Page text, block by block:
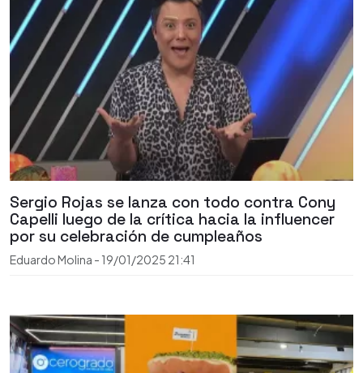
Sergio Rojas se lanza con todo contra Cony
Capelli luego de la crítica hacia la influencer
por su celebración de cumpleaños
Eduardo Molina - 19/01/2025 21:41